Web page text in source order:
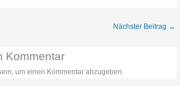
Nächster Beitrag →
Kommentar
um einen Kommentar abzugeben.